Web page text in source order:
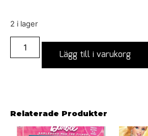
2 i lager
Lägg till i varukorg
Relaterade Produkter